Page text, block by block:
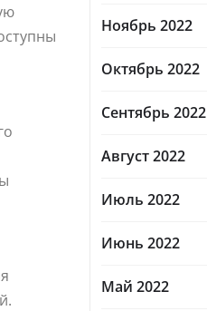
Ноябрь 2022
Октябрь 2022
Сентябрь 2022
Август 2022
Июль 2022
Июнь 2022
Май 2022